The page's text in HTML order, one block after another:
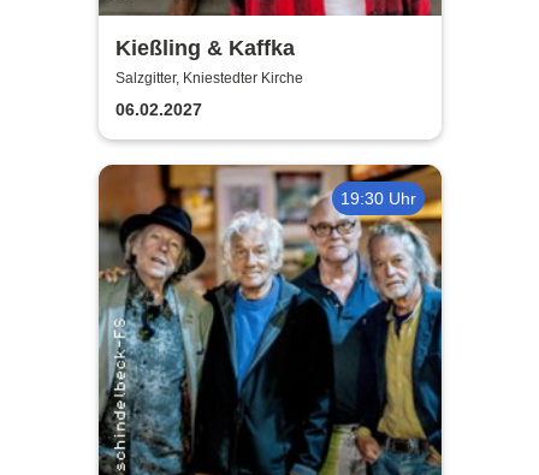
Kießling & Kaffka
Salzgitter, Kniestedter Kirche
06.02.2027
19:30 Uhr